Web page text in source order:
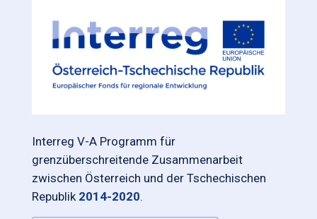
Interreg V-A Programm für
grenzüberschreitende Zusammenarbeit
zwischen Österreich und der Tschechischen
Republik 2014-2020.